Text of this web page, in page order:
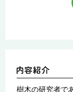
樹木の研究者で